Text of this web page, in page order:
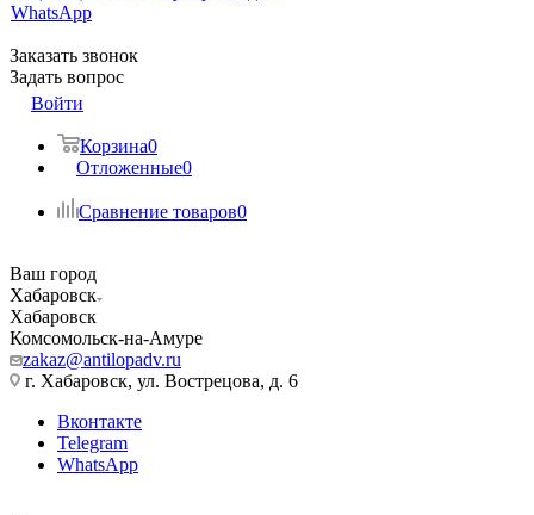
WhatsApp
Заказать звонок
Задать вопрос
Войти
Корзина0
Отложенные0
Сравнение товаров0
Ваш город
Хабаровск
Хабаровск
Комсомольск-на-Амуре
zakaz@antilopadv.ru
г. Хабаровск, ул. Вострецова, д. 6
Вконтакте
Telegram
WhatsApp